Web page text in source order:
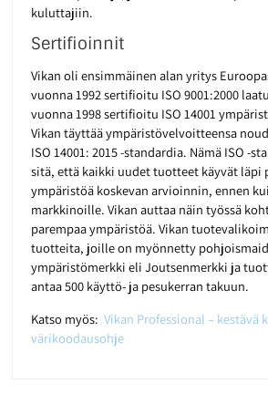
kuluttajiin.
Sertifioinnit
Vikan oli ensimmäinen alan yritys
vuonna 1992 sertifioitu ISO 9001:2000
vuonna 1998 sertifioitu ISO 14001
Vikan täyttää ympäristövelvoitteensa
ISO 14001: 2015 -standardia. Nämä ISO -
sitä, että kaikki uudet tuotteet käyvät läpi
ympäristöä koskevan arvioinnin, ennen
markkinoille. Vikan auttaa näin työssä
parempaa ympäristöä. Vikan
tuotteita, joille on myönnetty
ympäristömerkki eli Joutsenmerkki ja
antaa 500 käyttö- ja pesukerran takuun.
Katso myös:Vikan Professional – kestävä
värikoodausohje